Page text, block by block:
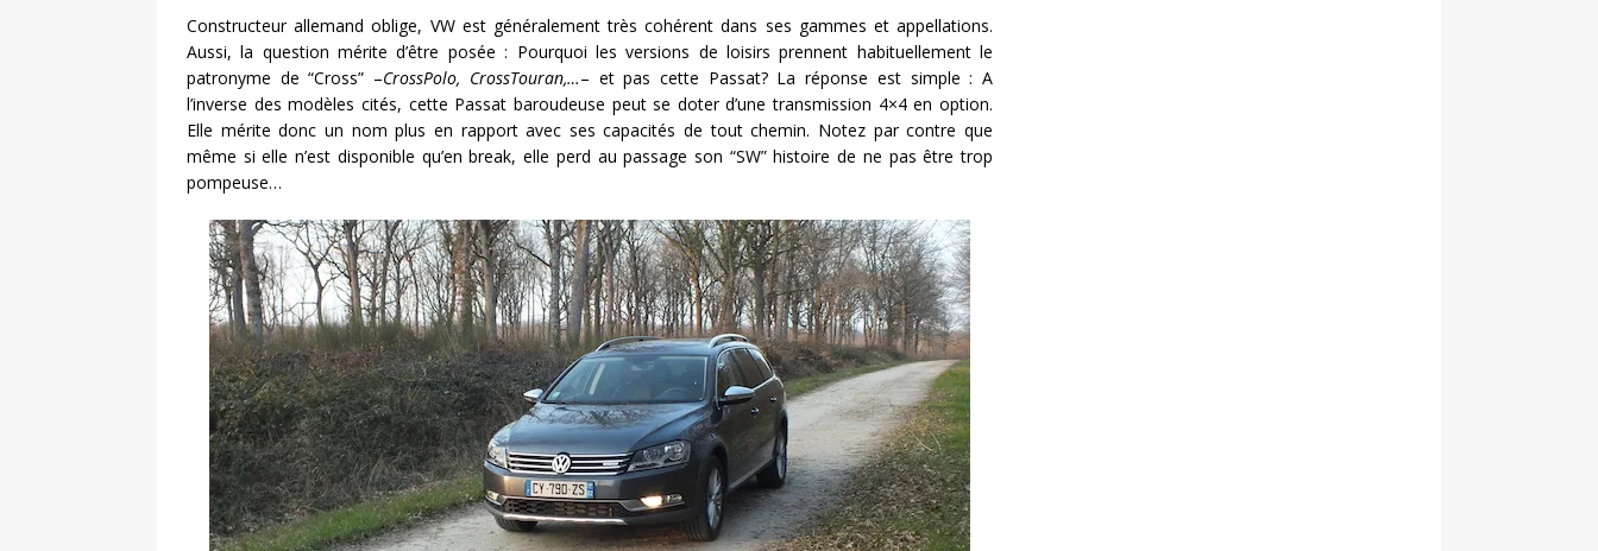
Constructeur allemand oblige, VW est généralement très cohérent dans ses gammes et appellations.
Aussi, la question mérite d’être posée : Pourquoi les versions de loisirs prennent habituellement le
patronyme de “Cross” –CrossPolo, CrossTouran,…– et pas cette Passat? La réponse est simple : A
l’inverse des modèles cités, cette Passat baroudeuse peut se doter d’une transmission 4×4 en option.
Elle mérite donc un nom plus en rapport avec ses capacités de tout chemin. Notez par contre que
même si elle n’est disponible qu’en break, elle perd au passage son “SW” histoire de ne pas être trop
pompeuse…